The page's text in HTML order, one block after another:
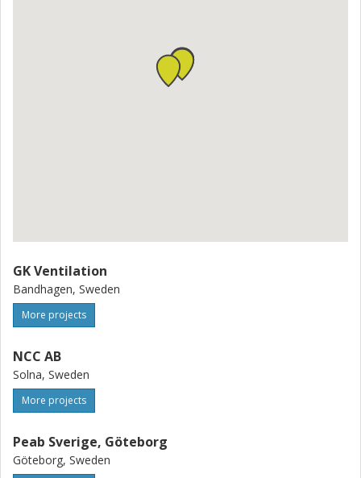
GK Ventilation
Bandhagen, Sweden
More projects
NCC AB
Solna, Sweden
More projects
Peab Sverige, Göteborg
Göteborg, Sweden